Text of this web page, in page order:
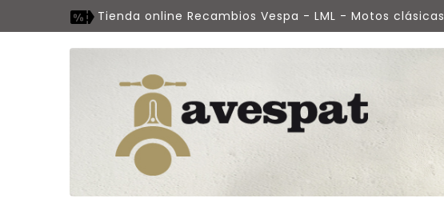
Tienda online Recambios Vespa - LML - Motos clásicas